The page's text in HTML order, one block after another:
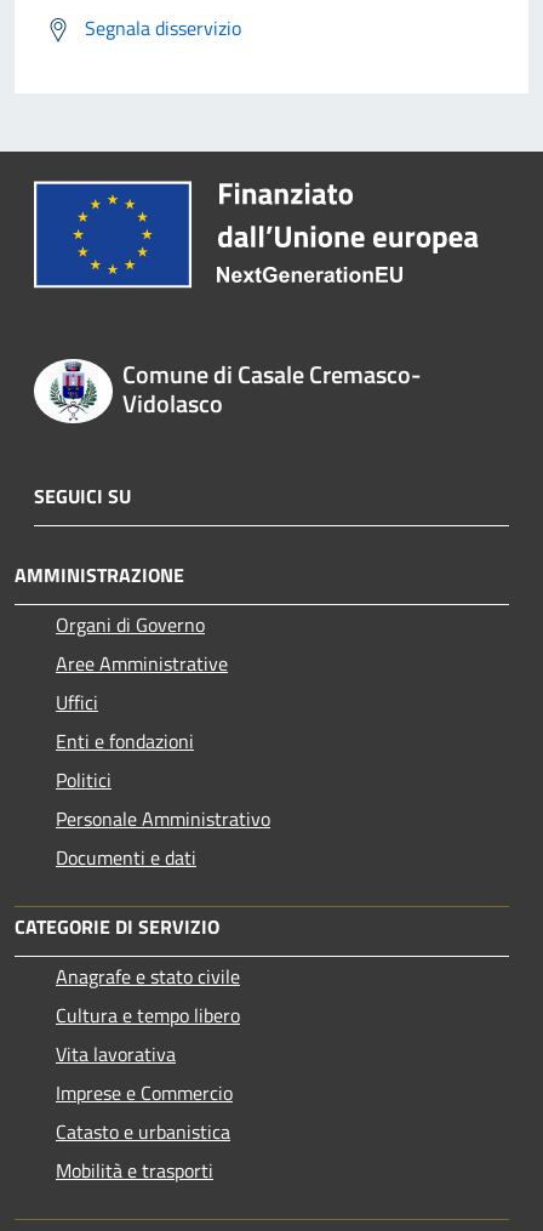
Segnala disservizio
Comune di Casale Cremasco-
Vidolasco
SEGUICI SU
AMMINISTRAZIONE
Organi di Governo
Aree Amministrative
Uffici
Enti e fondazioni
Politici
Personale Amministrativo
Documenti e dati
CATEGORIE DI SERVIZIO
Anagrafe e stato civile
Cultura e tempo libero
Vita lavorativa
Imprese e Commercio
Catasto e urbanistica
Mobilità e trasporti